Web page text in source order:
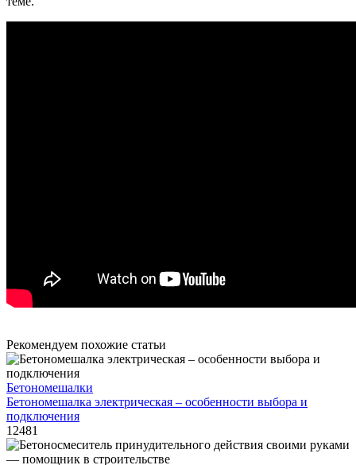
Рекомендуем похожие статьи
Бетономешалки
Бетономешалка электрическая – особенности выбора и
подключения
12481